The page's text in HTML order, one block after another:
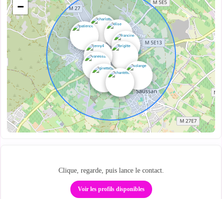
−
Clique, regarde, puis lance le contact.
Voir les profils disponibles